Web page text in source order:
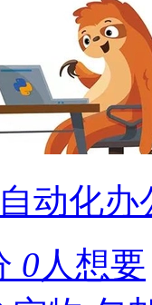
动化
0人想要